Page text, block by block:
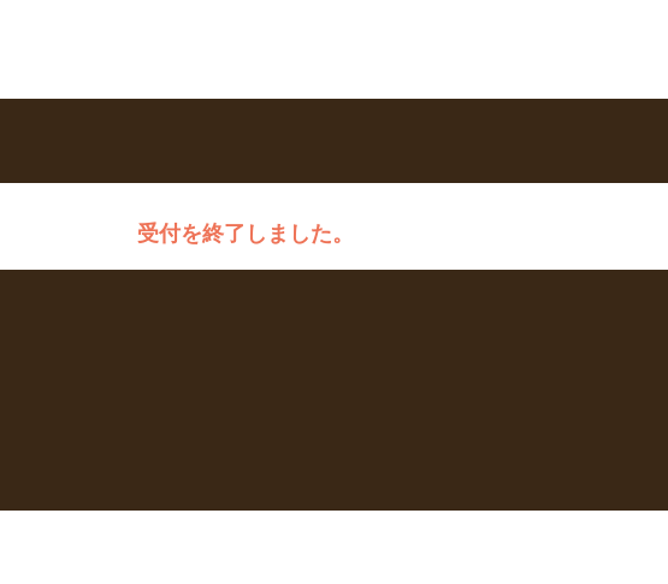
受付を終了しました。